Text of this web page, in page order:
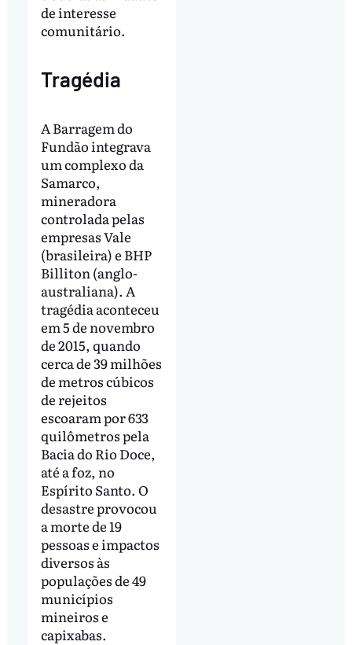
de interesse
comunitário.
Tragédia
A Barragem do
Fundão integrava
um complexo da
Samarco,
mineradora
controlada pelas
empresas Vale
(brasileira) e BHP
Billiton (anglo-
australiana). A
tragédia aconteceu
em 5 de novembro
de 2015, quando
cerca de 39 milhões
de metros cúbicos
de rejeitos
escoaram por 633
quilômetros pela
Bacia do Rio Doce,
até a foz, no
Espírito Santo. O
desastre provocou
a morte de 19
pessoas e impactos
diversos às
populações de 49
municípios
mineiros e
capixabas.